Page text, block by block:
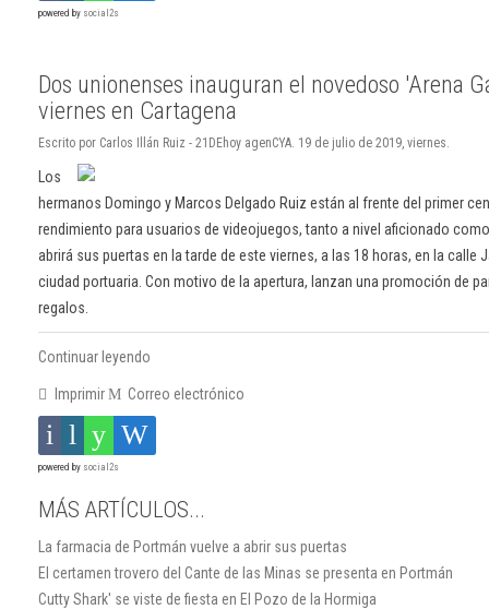
powered by social2s
Dos unionenses inauguran el novedoso 'Arena
viernes en Cartagena
Escrito por Carlos Illán Ruiz - 21DEhoy agenCYA. 19 de julio de 2019, viernes.
Los
hermanos Domingo y Marcos Delgado Ruiz están al frente del primer
rendimiento para usuarios de videojuegos, tanto a nivel aficionado
abrirá sus puertas en la tarde de este viernes, a las 18 horas, en la calle
ciudad portuaria. Con motivo de la apertura, lanzan una promoción de
regalos.
Continuar leyendo
Imprimir Correo electrónico
powered by social2s
MÁS ARTÍCULOS...
La farmacia de Portmán vuelve a abrir sus puertas
El certamen trovero del Cante de las Minas se presenta en Portmán
Cutty Shark' se viste de fiesta en El Pozo de la Hormiga